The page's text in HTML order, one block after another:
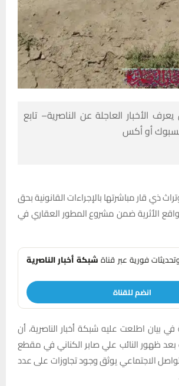
الأخبار العاجلة عن الناصرية– تابع
أو أكس
ذي قار مباشرتها بالإجراءات القانونية بحق
الأثرية ضمن مشروع المطور العقاري في
فورية عبر قناةشبكة أخبار الناصرية
انضم للقناة
بيان اطلعت عليه شبكة أخبار الناصرية، أن
ظهور النائب علي صابر الكناني في مقطع
الاجتماعي يوثق وجود تجاوزات على عدد